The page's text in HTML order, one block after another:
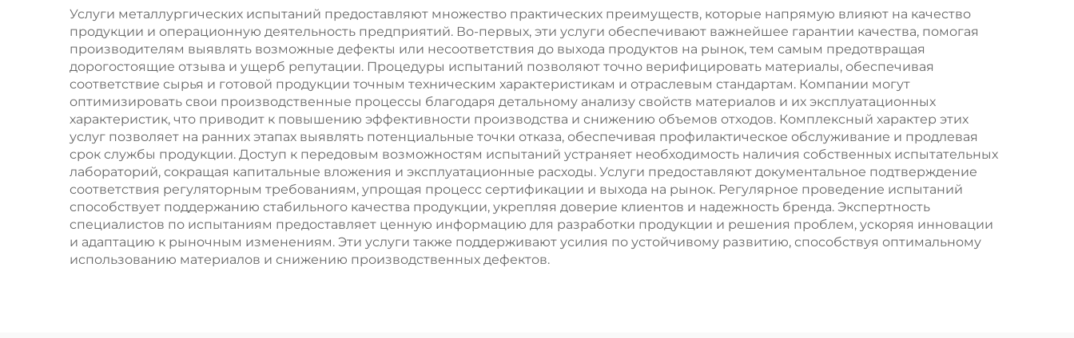
Услуги металлургических испытаний предоставляют множество практических преимуществ, которые напрямую влияют на качество
продукции и операционную деятельность предприятий. Во-первых, эти услуги обеспечивают важнейшее гарантии качества, помогая
производителям выявлять возможные дефекты или несоответствия до выхода продуктов на рынок, тем самым предотвращая
дорогостоящие отзыва и ущерб репутации. Процедуры испытаний позволяют точно верифицировать материалы, обеспечивая
соответствие сырья и готовой продукции точным техническим характеристикам и отраслевым стандартам. Компании могут
оптимизировать свои производственные процессы благодаря детальному анализу свойств материалов и их эксплуатационных
характеристик, что приводит к повышению эффективности производства и снижению объемов отходов. Комплексный характер этих
услуг позволяет на ранних этапах выявлять потенциальные точки отказа, обеспечивая профилактическое обслуживание и продлевая
срок службы продукции. Доступ к передовым возможностям испытаний устраняет необходимость наличия собственных испытательных
лабораторий, сокращая капитальные вложения и эксплуатационные расходы. Услуги предоставляют документальное подтверждение
соответствия регуляторным требованиям, упрощая процесс сертификации и выхода на рынок. Регулярное проведение испытаний
способствует поддержанию стабильного качества продукции, укрепляя доверие клиентов и надежность бренда. Экспертность
специалистов по испытаниям предоставляет ценную информацию для разработки продукции и решения проблем, ускоряя инновации
и адаптацию к рыночным изменениям. Эти услуги также поддерживают усилия по устойчивому развитию, способствуя оптимальному
использованию материалов и снижению производственных дефектов.